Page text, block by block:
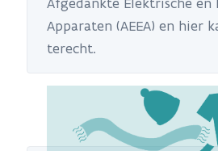
Apparaten (AEEA) en hier
terecht.